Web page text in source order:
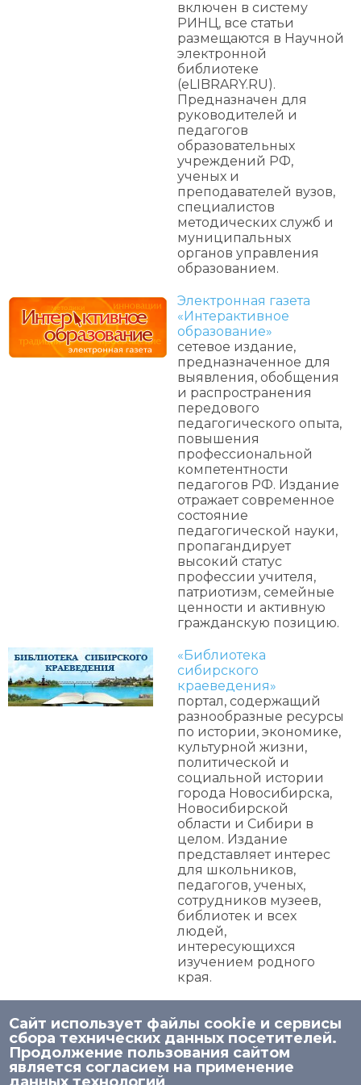
включен в систему
РИНЦ, все статьи
размещаются в Научной
электронной
библиотеке
(eLIBRARY.RU).
Предназначен для
руководителей и
педагогов
образовательных
учреждений РФ,
ученых и
преподавателей вузов,
специалистов
методических служб и
муниципальных
органов управления
образованием.
Электронная газета
«Интерактивное
образование»
сетевое издание,
предназначенное для
выявления, обобщения
и распространения
передового
педагогического опыта,
повышения
профессиональной
компетентности
педагогов РФ. Издание
отражает современное
состояние
педагогической науки,
пропагандирует
высокий статус
профессии учителя,
патриотизм, семейные
ценности и активную
гражданскую позицию.
«Библиотека
сибирского
краеведения»
портал, содержащий
разнообразные ресурсы
по истории, экономике,
культурной жизни,
политической и
социальной истории
города Новосибирска,
Новосибирской
области и Сибири в
целом. Издание
представляет интерес
для школьников,
педагогов, ученых,
сотрудников музеев,
библиотек и всех
людей,
интересующихся
изучением родного
края.
© 2026 НИСО
Сайт использует файлы cookie и сервисы
сбора технических данных посетителей.
Продолжение пользования сайтом
является согласием на применение